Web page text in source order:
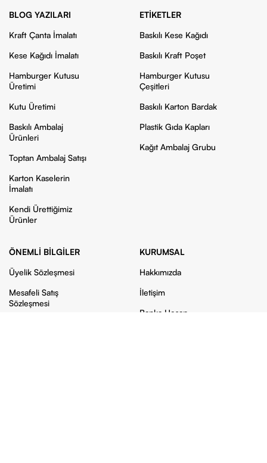
BLOG YAZILARI
Kraft Çanta İmalatı
Kese Kağıdı İmalatı
Hamburger Kutusu
Üretimi
Kutu Üretimi
Baskılı Ambalaj
Ürünleri
Toptan Ambalaj Satışı
Karton Kaselerin
İmalatı
Kendi Ürettiğimiz
Ürünler
ETIKETLER
Baskılı Kese Kağıdı
Baskılı Kraft Poşet
Hamburger Kutusu
Çeşitleri
Baskılı Karton Bardak
Plastik Gıda Kapları
Kağıt Ambalaj Grubu
ÖNEMLI BILGILER
Üyelik Sözleşmesi
Mesafeli Satış
Sözleşmesi
KURUMSAL
Hakkımızda
İletişim
Banka Hesap